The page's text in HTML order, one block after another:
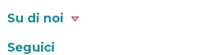
Su di noi
Seguici